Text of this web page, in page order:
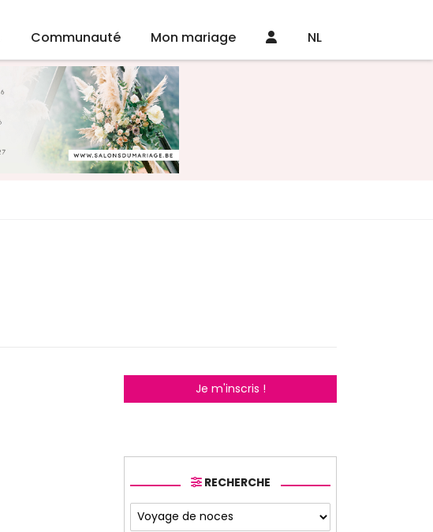
Communauté Mon mariage NL
Je m'inscris !
RECHERCHE